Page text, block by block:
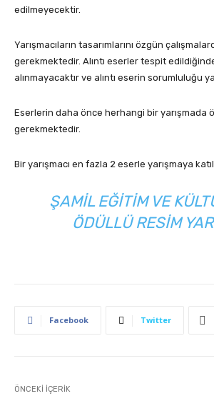
edilmeyecektir.
Yarışmacıların tasarımlarını özgün
gerekmektedir. Alıntı eserler tespit
alınmayacaktır ve alıntı eserin sorumluluğu
Eserlerin daha önce herhangi bir yarışmada
gerekmektedir.
Bir yarışmacı en fazla 2 eserle yarışmaya
ŞAMIL EĞITIM VE
ÖDÜLLÜ RESIM
Facebook Twitter
ÖNCEKI İÇERIK